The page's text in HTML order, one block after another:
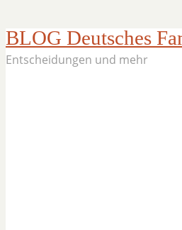
BLOG Deutsches
Entscheidungen und mehr